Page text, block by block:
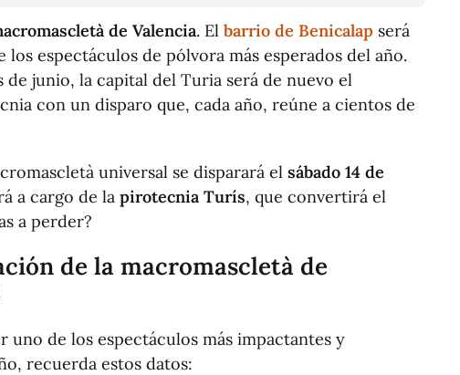
de Valencia. El barrio de Benicalap será
los espectáculos de pólvora más esperados del año.
de junio, la capital del Turia será de nuevo el
con un disparo que, cada año, reúne a cientos de
universal se disparará el sábado 14 de
a cargo de la pirotecnia Turís, que convertirá el
a perder?
de la macromascletà de
uno de los espectáculos más impactantes y
recuerda estos datos: